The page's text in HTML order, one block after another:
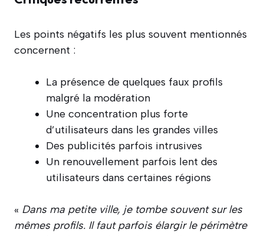
Les points négatifs les plus souvent mentionnés
concernent :
La présence de quelques faux profils
malgré la modération
Une concentration plus forte
d’utilisateurs dans les grandes villes
Des publicités parfois intrusives
Un renouvellement parfois lent des
utilisateurs dans certaines régions
« Dans ma petite ville, je tombe souvent sur les
mêmes profils. Il faut parfois élargir le périmètre